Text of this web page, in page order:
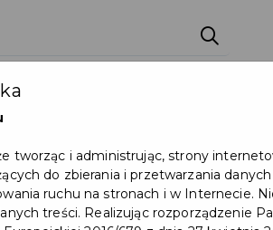
Załatw sprawę
Ochrona ludności
tworząc i administrując, strony
do zbierania i przetwarzania danych
ruchu na stronach i w Internecie.
treści. Realizując rozporządzenie